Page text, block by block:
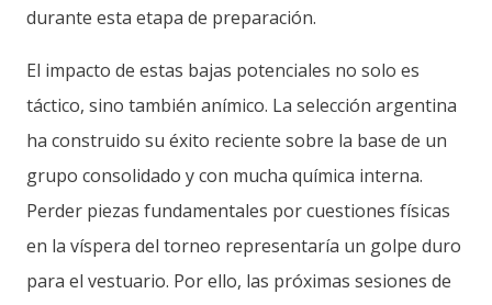
durante esta etapa de preparación.
El impacto de estas bajas potenciales no solo es
táctico, sino también anímico. La selección argentina
ha construido su éxito reciente sobre la base de un
grupo consolidado y con mucha química interna.
Perder piezas fundamentales por cuestiones físicas
en la víspera del torneo representaría un golpe duro
para el vestuario. Por ello, las próximas sesiones de